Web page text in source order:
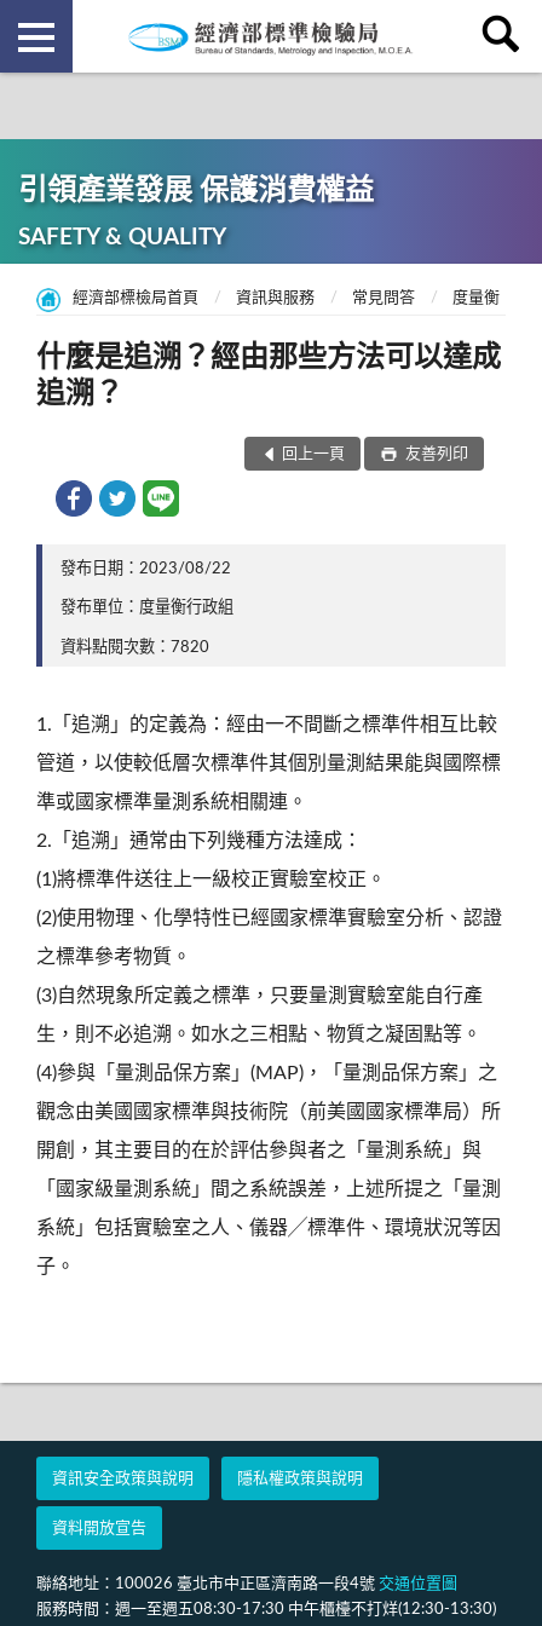
引領產業發展 保護消費權益
SAFETY & QUALITY
經濟部標檢局首頁 資訊與服務 常見問答 度量衡
什麼是追溯？經由那些方法可以達成
追溯？
回上一頁 友善列印
發布日期：2023/08/22
發布單位：度量衡行政組
資料點閱次數：7820
1.「追溯」的定義為：經由一不間斷之標準件相互比較
管道，以使較低層次標準件其個別量測結果能與國際標
準或國家標準量測系統相關連。
2.「追溯」通常由下列幾種方法達成：
(1)將標準件送往上一級校正實驗室校正。
(2)使用物理、化學特性已經國家標準實驗室分析、認證
之標準參考物質。
(3)自然現象所定義之標準，只要量測實驗室能自行產
生，則不必追溯。如水之三相點、物質之凝固點等。
(4)參與「量測品保方案」(MAP)，「量測品保方案」之
觀念由美國國家標準與技術院（前美國國家標準局）所
開創，其主要目的在於評估參與者之「量測系統」與
「國家級量測系統」間之系統誤差，上述所提之「量測
系統」包括實驗室之人、儀器╱標準件、環境狀況等因
子。
資訊安全政策與說明 隱私權政策與說明
資料開放宣告
聯絡地址：100026 臺北市中正區濟南路一段4號 交通位置圖
服務時間：週一至週五08:30-17:30 中午櫃檯不打烊(12:30-13:30)